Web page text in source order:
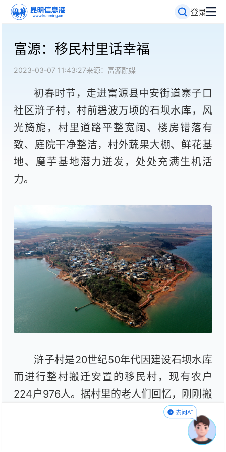
登录
富源：移民村里话幸福
2023-03-07 11:43:27来源：富源融媒
初春时节，走进富源县中安街道寨子口
社区浒子村，村前碧波万顷的石坝水库，风
光旖旎，村里道路平整宽阔、楼房错落有
致、庭院干净整洁，村外蔬果大棚、鲜花基
地、魔芋基地潜力迸发，处处充满生机活
力。
浒子村是20世纪50年代因建设石坝水库
而进行整村搬迁安置的移民村，现有农户
224户976人。据村里的老人们回忆，刚刚搬
来的时候，水、电不通，出行也不方便，大
家都只能勉强吃饱，条件很艰苦。现在路修
好，房子改造好，水直接引到家里，条件越